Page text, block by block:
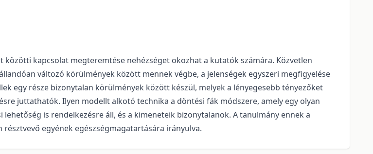
kapcsolat megteremtése nehézséget okozhat a kutatók számára. Közvetlen
változó körülmények között mennek végbe, a jelenségek egyszeri megfigyelése
egy része bizonytalan körülmények között készül, melyek a lényegesebb tényezőket
juttathatók. Ilyen modellt alkotó technika a döntési fák módszere, amely egy olyan
is rendelkezésre áll, és a kimeneteik bizonytalanok. A tanulmány ennek a
egyének egészségmagatartására irányulva.